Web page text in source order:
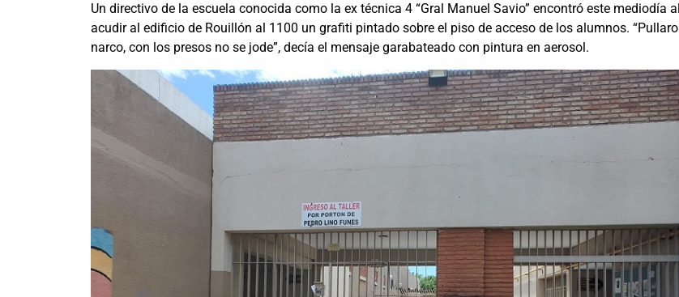
Un directivo de la escuela conocida como la ex técnica 4 “Gral Manuel Savio” encontró este mediodía al
acudir al edificio de Rouillón al 1100 un grafiti pintado sobre el piso de acceso de los alumnos. “Pullaro
narco, con los presos no se jode”, decía el mensaje garabateado con pintura en aerosol.